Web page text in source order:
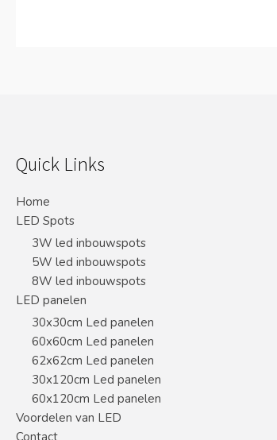
Quick Links
Home
LED Spots
3W led inbouwspots
5W led inbouwspots
8W led inbouwspots
LED panelen
30x30cm Led panelen
60x60cm Led panelen
62x62cm Led panelen
30x120cm Led panelen
60x120cm Led panelen
Voordelen van LED
Contact